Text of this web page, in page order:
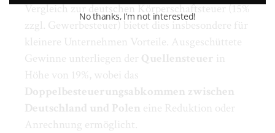
Vergleich zur deutschen Körperschaftsteuer (15%
zzgl. Gewerbesteuer) bietet dies insbesondere für
kleinere Unternehmen Vorteile. Ausgeschüttete
Gewinne unterliegen der Quellensteuer in
Höhe von 19%, wobei das
Doppelbesteuerungsabkommen zwischen
Deutschland und Polen eine Reduktion oder
Anrechnung ermöglicht.
No thanks, I’m not interested!